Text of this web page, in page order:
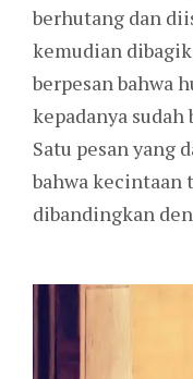
berhutang dan
kemudian
berpesan bahwa
kepadanya sudah
Satu pesan yang
bahwa kecintaan
dibandingkan